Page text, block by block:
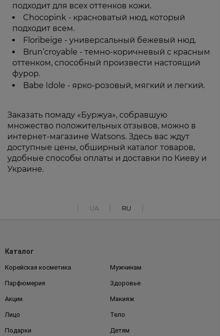
подходит для всех оттенков кожи.
Chocopink - красноватый нюд, который
подходит всем.
Floribeige - универсальный бежевый нюд.
Brun’croyable - темно-коричневый с красным
оттенком, способный произвести настоящий
фурор.
Babe Idole - ярко-розовый, мягкий и легкий.
Заказать помаду «Буржуа», собравшую
множество положительных отзывов, можно в
интернет-магазине Watsons. Здесь вас ждут
доступные цены, обширный каталог товаров,
удобные способы оплаты и доставки по Киеву и
Украине.
UA RU
Каталог
Корейская косметика Мужчинам
Парфюмерия Здоровье
Акции Макияж
Лицо Тело
Подарки Детям